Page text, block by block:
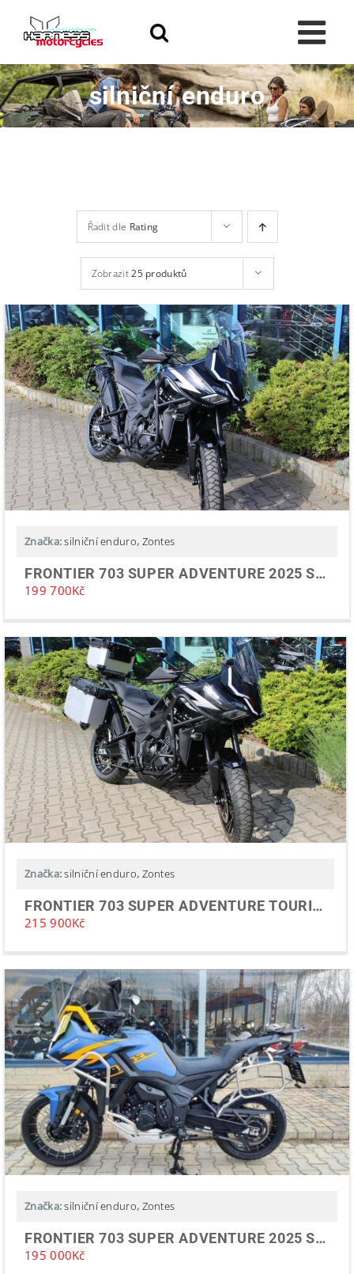
content
silniční enduro
Řadit dle Rating
Zobrazit25 produktů
Značka:silniční enduro, Zontes
FRONTIER 703 SUPER ADVENTURE 2025 SKLADEM
199 700Kč
Značka:silniční enduro, Zontes
FRONTIER 703 SUPER ADVENTURE TOURING 2025
215 900Kč
Značka:silniční enduro, Zontes
FRONTIER 703 SUPER ADVENTURE 2025 SKLADEM
195 000Kč